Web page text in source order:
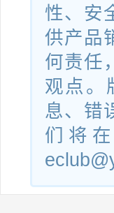
性、安
供产品
何责任
观点。
息、错
们将